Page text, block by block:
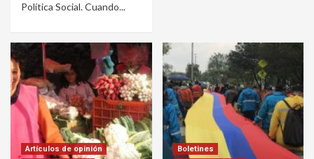
Política Social. Cuando...
Artículos de opinión
Boletines